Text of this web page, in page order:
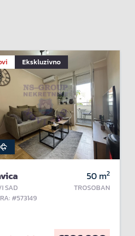
Ekskluzivno
SAD
#573149
50 m2
TROSOBAN